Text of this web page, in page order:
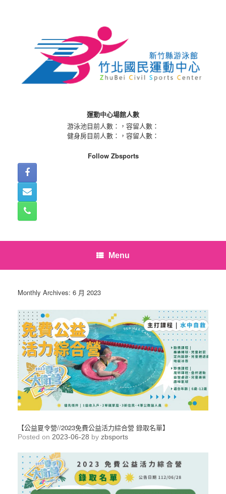
運動中心場館人數
游泳池目前人數：
，容留人數：
健身房目前人數：
，容留人數：
Follow Zbsports
Menu
Monthly Archives: 6 月 2023
【公益夏令營//2023免費公益活力綜合營 錄取名單】
Posted on 2023-06-28 by zbsports